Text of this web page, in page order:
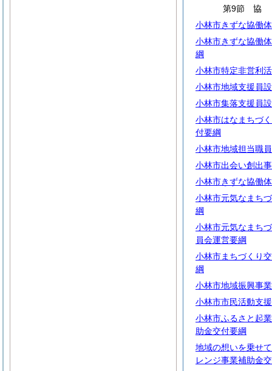
第9節 協
小林市きずな協働
小林市きずな協働
綱
小林市特定非営利
小林市地域支援員
小林市集落支援員
小林市はなまちづ
付要綱
小林市地域担当職
小林市出会い創出
小林市きずな協働
小林市元気なまち
綱
小林市元気なまち
員会運営要綱
小林市まちづくり
綱
小林市地域振興事
小林市市民活動支
小林市ふるさと起
助金交付要綱
地域の想いを乗せ
レンジ事業補助金